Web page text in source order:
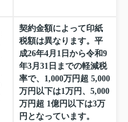
契約金額によって印紙
税額は異なります。平
成26年4月1日から令和9
年3月31日までの軽減税
率で、1,000万円超 5,000
万円以下は1万円、5,000
万円超 1億円以下は3万
円となっています。